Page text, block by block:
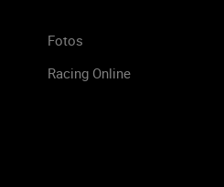
Fotos
Racing Online